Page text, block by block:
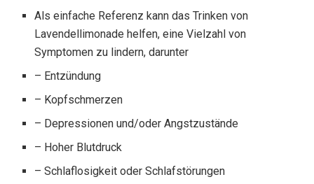
Als einfache Referenz kann das Trinken von
Lavendellimonade helfen, eine Vielzahl von
Symptomen zu lindern, darunter
– Entzündung
– Kopfschmerzen
– Depressionen und/oder Angstzustände
– Hoher Blutdruck
– Schlaflosigkeit oder Schlafstörungen